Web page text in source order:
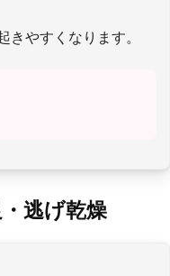
きやすくなります。
逃げ乾燥